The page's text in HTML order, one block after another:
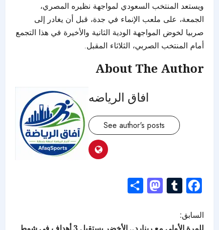
ويستعد المنتخب السعودي لمواجهة نظيره المصري،
الجمعة، على ملعب الإنماء في جدة، قبل أن يغادر إلى
صربيا لخوض المواجهة الودية الثانية والأخيرة في هذا التجمع
أمام المنتخب الصربي، الثلاثاء المقبل.
About The Author
افاق الرياضه
See author's posts
Facebook
Tumblr
Mastodon
السابق: